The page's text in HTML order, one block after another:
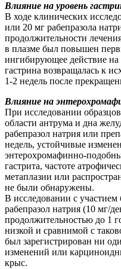
Влияние на уровень
В ходе клинических
или 20 мг рабепразола
продолжительности
в плазме был повышен
ингибирующее действие
гастрина возвращалась к
1-2 недель после
Влияние на
При исследовании
области антрума и дна
рабепразол натрия или
недель, устойчивые
энтерохромафинно-
гастрита, частоте
метаплазии или
не были обнаружены.
В исследовании с
рабепразол натрия (10 мг/
продолжительностью до 1
низкой и сравнимой с
был зарегистрирован ни
изменений или
крыс.